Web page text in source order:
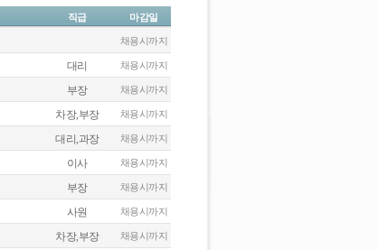
직급 마감일
채용시까지
대리 채용시까지
부장 채용시까지
차장,부장 채용시까지
대리,과장 채용시까지
이사 채용시까지
부장 채용시까지
사원 채용시까지
차장,부장 채용시까지